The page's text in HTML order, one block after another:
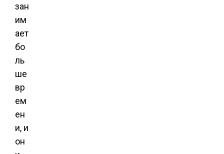
зан
им
ает
бо
ль
ше
вр
ем
ен
и, и
он